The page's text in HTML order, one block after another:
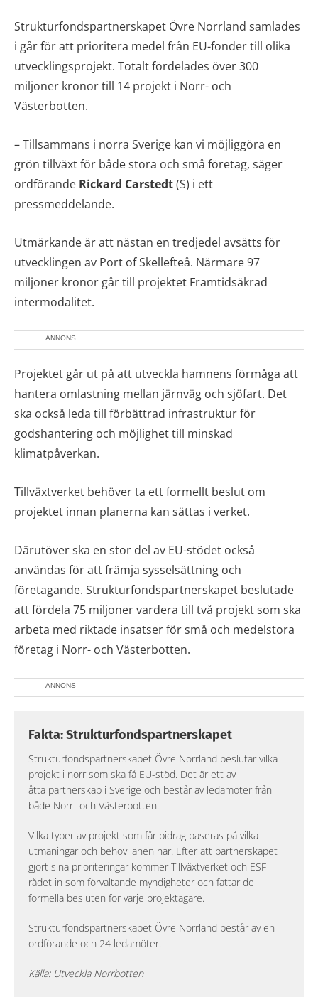
Strukturfondspartnerskapet Övre Norrland samlades
i går för att prioritera medel från EU-fonder till olika
utvecklingsprojekt. Totalt fördelades över 300
miljoner kronor till 14 projekt i Norr- och
Västerbotten.
– Tillsammans i norra Sverige kan vi möjliggöra en
grön tillväxt för både stora och små företag, säger
ordförande Rickard Carstedt(S) i ett
pressmeddelande.
Utmärkande är att nästan en tredjedel avsätts för
utvecklingen av Port of Skellefteå. Närmare 97
miljoner kronor går till projektet Framtidsäkrad
intermodalitet.
ANNONS
Projektet går ut på att utveckla hamnens förmåga att
hantera omlastning mellan järnväg och sjöfart. Det
ska också leda till förbättrad infrastruktur för
godshantering och möjlighet till minskad
klimatpåverkan.
Tillväxtverket behöver ta ett formellt beslut om
projektet innan planerna kan sättas i verket.
Därutöver ska en stor del av EU-stödet också
användas för att främja sysselsättning och
företagande. Strukturfondspartnerskapet beslutade
att fördela 75 miljoner vardera till två projekt som ska
arbeta med riktade insatser för små och medelstora
företag i Norr- och Västerbotten.
ANNONS
Fakta: Strukturfondspartnerskapet
Strukturfondspartnerskapet Övre Norrland beslutar vilka
projekt i norr som ska få EU-stöd. Det är ett av
åtta partnerskap i Sverige och består av ledamöter från
både Norr- och Västerbotten.
Vilka typer av projekt som får bidrag baseras på vilka
utmaningar och behov länen har. Efter att partnerskapet
gjort sina prioriteringar kommer Tillväxtverket och ESF-
rådet in som förvaltande myndigheter och fattar de
formella besluten för varje projektägare.
Strukturfondspartnerskapet Övre Norrland består av en
ordförande och 24 ledamöter.
Källa: Utveckla Norrbotten